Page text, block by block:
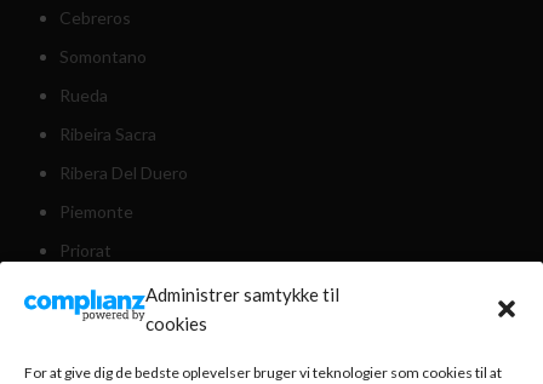
Administrer samtykke til
cookies
For at give dig de bedste oplevelser bruger vi teknologier som cookies til at
Cebreros
Somontano
Rueda
Ribeira Sacra
Ribera Del Duero
Piemonte
Priorat
Rioja Alavesa
Rias Baixas
Valencia